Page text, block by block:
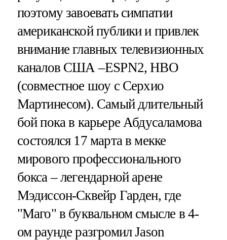
поэтому завоевать симпатии
американской публики и привлек
внимание главных телевизионных
каналов США –ESPN2, HBO
(совместное шоу с Серхио
Мартинесом). Самый длительный
бой пока в карьере Абдусаламова
состоялся 17 марта в мекке
мирового профессионального
бокса – легендарной арене
Мэдиссон-Сквейр Гарден, где
"Маго" в буквальном смысле в 4-
ом раунде разгромил Jason